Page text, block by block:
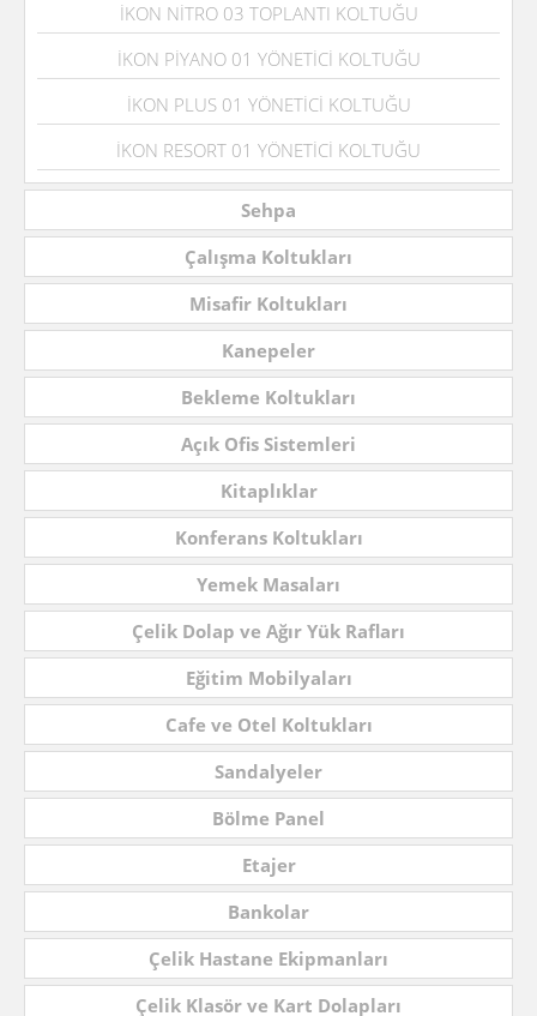
İKON NİTRO 03 TOPLANTI KOLTUĞU
İKON PİYANO 01 YÖNETİCİ KOLTUĞU
İKON PLUS 01 YÖNETİCİ KOLTUĞU
İKON RESORT 01 YÖNETİCİ KOLTUĞU
Sehpa
Çalışma Koltukları
Misafir Koltukları
Kanepeler
Bekleme Koltukları
Açık Ofis Sistemleri
Kitaplıklar
Konferans Koltukları
Yemek Masaları
Çelik Dolap ve Ağır Yük Rafları
Eğitim Mobilyaları
Cafe ve Otel Koltukları
Sandalyeler
Bölme Panel
Etajer
Bankolar
Çelik Hastane Ekipmanları
Çelik Klasör ve Kart Dolapları